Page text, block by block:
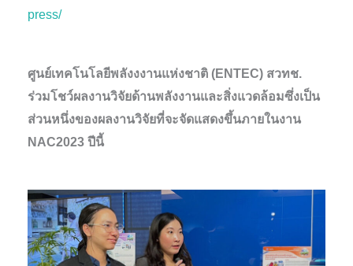
press/
ศูนย์เทคโนโลยีพลังงงานแห่งชาติ (ENTEC) สวทช.
ร่วมโชว์ผลงานวิจัยด้านพลังงานและสิ่งแวดล้อมซึ่งเป็น
ส่วนหนึ่งของผลงานวิจัยที่จะจัดแสดงขึ้นภายในงาน
NAC2023 ปีนี้